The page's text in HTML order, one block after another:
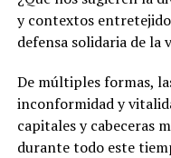
y contextos
defensa solidaria de la
De múltiples formas,
inconformidad y
capitales y cabeceras
durante todo este